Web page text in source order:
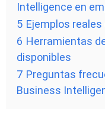
Intelligence en
5 Ejemplos
6 Herramientas
disponibles
7 Preguntas
Business